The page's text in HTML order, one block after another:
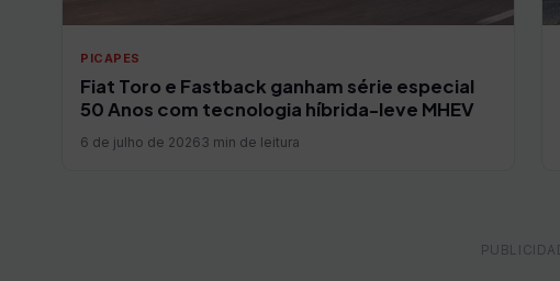
PICAPES
Fiat Toro e Fastback ganham série especial
50 Anos com tecnologia híbrida-leve MHEV
6 de julho de 20263 min de leitura